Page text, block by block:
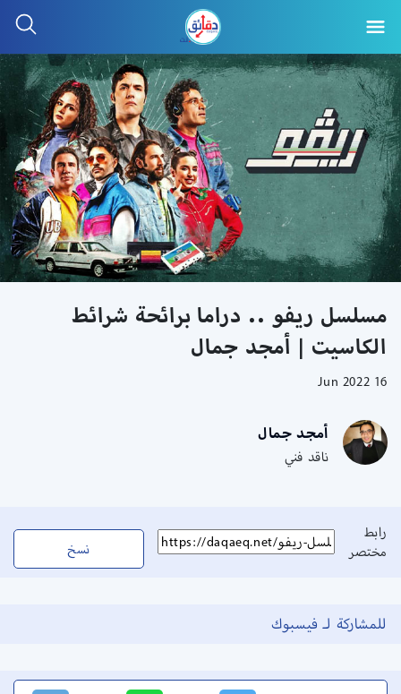
مسلسل ريفو .. دراما برائحة شرائط
الكاسيت | أمجد جمال
16 Jun 2022
أمجد جمال
ناقد فني
رابط
مختصر
نسخ
للمشاركة لـ فيسبوك